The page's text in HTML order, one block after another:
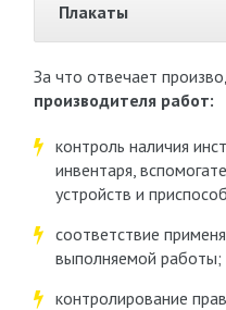
Плакаты
За что отвечает
производителя работ:
контроль наличия
инвентаря,
устройств и
соответствие
выполняемой работы;
контролирование